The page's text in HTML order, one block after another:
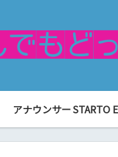
アナウンサー